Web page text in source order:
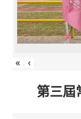
« ‹
第三